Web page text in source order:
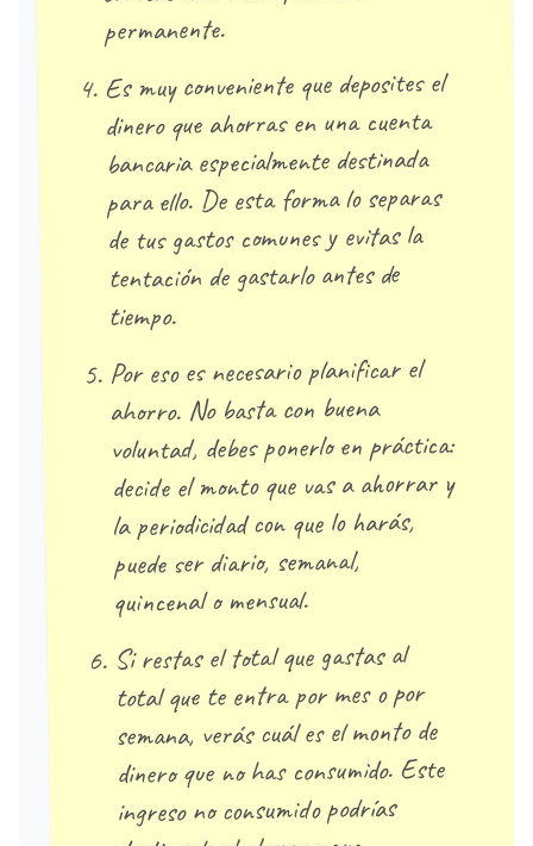
permanente.
Es muy conveniente que deposites el
dinero que ahorras en una cuenta
bancaria especialmente destinada
para ello. De esta forma lo separas
de tus gastos comunes y evitas la
tentación de gastarlo antes de
tiempo.
Por eso es necesario planificar el
ahorro. No basta con buena
voluntad, debes ponerlo en práctica:
decide el monto que vas a ahorrar y
la periodicidad con que lo harás,
puede ser diario, semanal,
quincenal o mensual.
Si restas el total que gastas al
total que te entra por mes o por
semana, verás cuál es el monto de
dinero que no has consumido. Este
ingreso no consumido podrías